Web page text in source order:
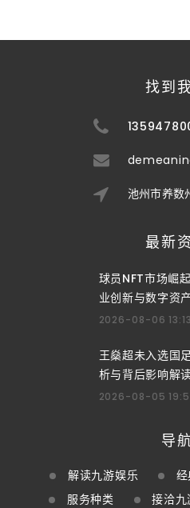
找到
池州市养数
最新
球员NFT市场崛
业创新与数字资
2026-08-06
王燊超未入选国
析与背后影响解
2026-08-05
导
解读九游娱乐
服务种类
接洽九